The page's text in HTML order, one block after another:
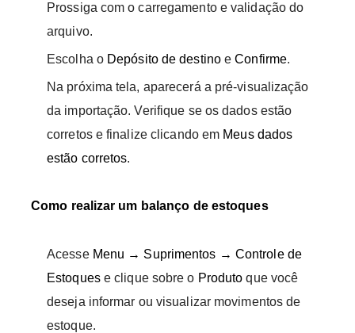
Prossiga com o carregamento e validação do
arquivo.
Escolha oDepósito de destinoe Confirme.
Na próxima tela, aparecerá a pré-visualização
da importação. Verifique se os dados estão
corretos e finalize clicando em Meus dados
estão corretos.
Como realizar um balanço de estoques
Acesse Menu → Suprimentos → Controle de
Estoquese clique sobre o Produto que você
deseja informar ou visualizar movimentos de
estoque.